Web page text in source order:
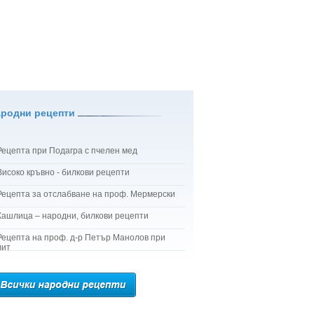
рецепти
при Подагра с пчелен мед
кръвно - билкови рецепти
за отслабване на проф. Мермерски
– народни, билкови рецепти
на проф. д-р Петър Манолов при